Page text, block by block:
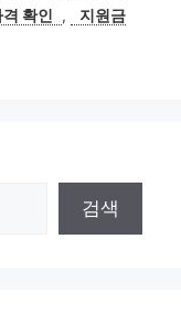
확인 ,
지원금
검색